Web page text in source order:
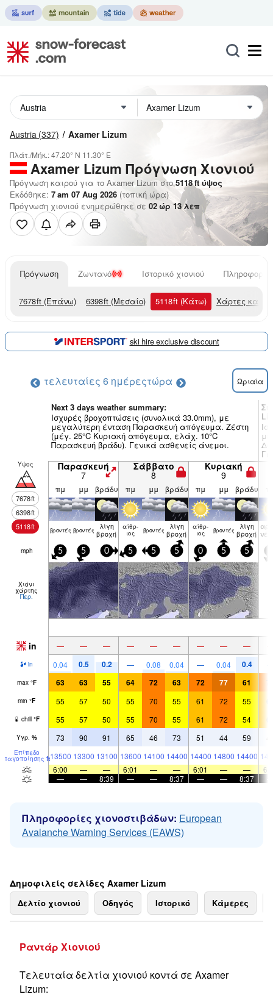
Austria (337) Axamer Lizum
Πλάτ./Μήκ.:47.20° N 11.30° E
Axamer Lizum Πρόγνωση Χιονιού
Πρόγνωση καιρού για το Axamer Lizum στο 5118ft ύψος
Εκδόθηκε: 7 am 07 Aug 2026 (τοπική ώρα)
Πρόγνωση χιονιού ενημερώθηκε σε 02ώρ13λεπ
Πρόγνωση Ζωντανό Ιστορικό χιονιού
7678ft (Επάνω) 6398ft (Μεσαίο) 5118ft (Κάτω) Χάρτες
ski hire exclusive discount
τελευταίες 6 ημέρεςτώρα Ωριαία
Next 3 days weather summary:
Ισχυρές βροχοπτώσεις (συνολικά 33.0mm), με
μεγαλύτερη ένταση Παρασκευή απόγευμα. Ζέστη
(μέγ. 25°C Κυριακή απόγευμα, ελάχ. 10°C
Παρασκευή βράδυ). Γενικά ασθενείς άνεμοι.
Υψος
7678ft
6398ft
5118ft
Παρασκευή
7
Σάββατο
8
Κυριακή
9
πμ μμ βράδυ πμ μμ βράδυ πμ μμ βράδυ
βρον­τές βρον­τές λίγη
βροχή
αίθρ­
ιος βρον­τές λίγη
βροχή
αίθρ­
ιος βρον­τές λίγη
βροχή
mph 5 5 0 5 5 5 0 5 5
Χιόνι
χάρτης
Περ.
in — — — — — — — — —
in 0.04 0.5 0.2 — 0.08 0.04 — 0.04 0.4
max °F 63 63 55 64 72 63 72 77 61
min °F 55 57 50 55 70 55 61 72 55
chill °F 55 57 50 55 70 55 61 72 54
Υγρ. % 73 90 91 65 46 73 51 44 59
Επίπεδο
παγοποίησης ft13500 13300 13100 13600 14100 14400 14400 14800 14400
6:00
— — 6:01 — — 6:01 — —
—
— 8:39 — — 8:37 — — 8:37
Πληροφορίες χιονοστιβάδων: European
Avalanche Warning Services (EAWS)
Δημοφιλείς σελίδες Axamer Lizum
Δελτίο χιονιού Οδηγός Ιστορικό Κάμερες
Ραντάρ Χιονιού
Τελευταία δελτία χιονιού κοντά σε Axamer
Lizum: